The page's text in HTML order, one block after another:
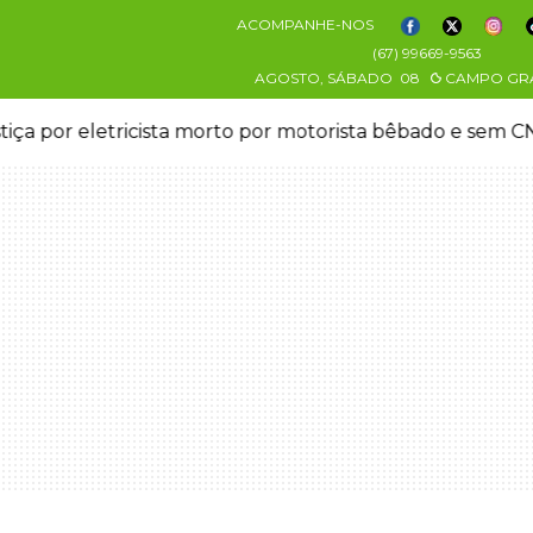
ACOMPANHE-NOS
(67) 99669-9563
AGOSTO, SÁBADO 08 CAMPO
por eletricista morto por motorista bêbado e sem